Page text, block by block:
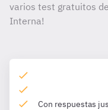
varios test gratuitos
Interna!
Con respuestas